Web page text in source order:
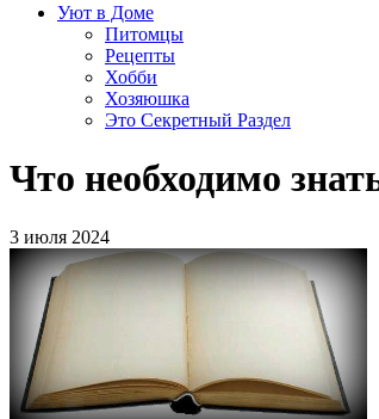
Уют в Доме
Питомцы
Рецепты
Хобби
Хозяюшка
Это Секретный Раздел
Что необходимо
3 июля 2024